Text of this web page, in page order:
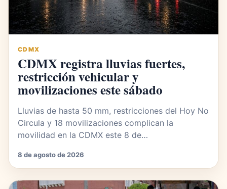
CDMX
CDMX registra lluvias fuertes,
restricción vehicular y
movilizaciones este sábado
Lluvias de hasta 50 mm, restricciones del Hoy No
Circula y 18 movilizaciones complican la
movilidad en la CDMX este 8 de…
8 de agosto de 2026